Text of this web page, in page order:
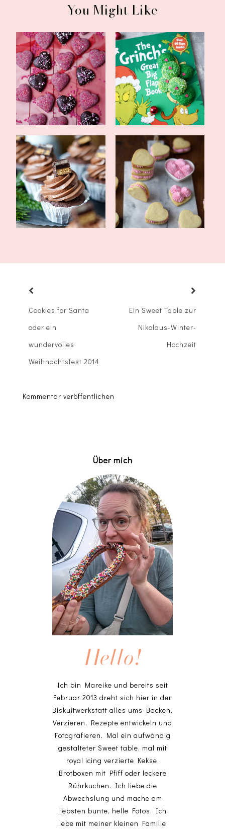
You Might Like
gefüllte Herzen mit
Kirschmarmelade...
Grinch Cookies mit Herz
Dominostein Cupcakes
Keksherzen mit
Minzfüllung
Cookies for Santa
oder ein
wundervolles
Weihnachtsfest 2014
Ein Sweet Table zur
Nikolaus-Winter-
Hochzeit
Kommentar veröffentlichen
Über mich
Hello!
Ich bin Mareike und bereits seit
Februar 2013 dreht sich hier in der
Biskuitwerkstatt alles ums Backen,
Verzieren, Rezepte entwickeln und
Fotografieren. Mal ein aufwändig
gestalteter Sweet table, mal mit
royal icing verzierte Kekse,
Brotboxen mit Pfiff oder leckere
Rührkuchen. Ich liebe die
Abwechslung und mache am
liebsten bunte, helle Fotos. Ich
lebe mit meiner kleinen Familie